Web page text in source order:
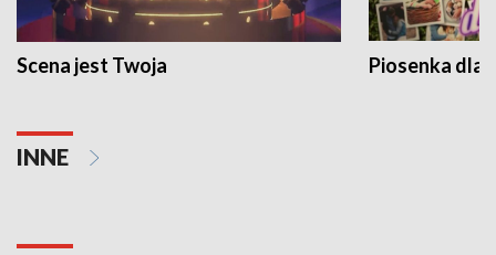
Scena jest Twoja Piosenka dla
INNE